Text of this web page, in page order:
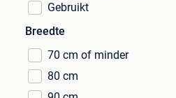
Gebruikt
Breedte
70 cm of minder
80 cm